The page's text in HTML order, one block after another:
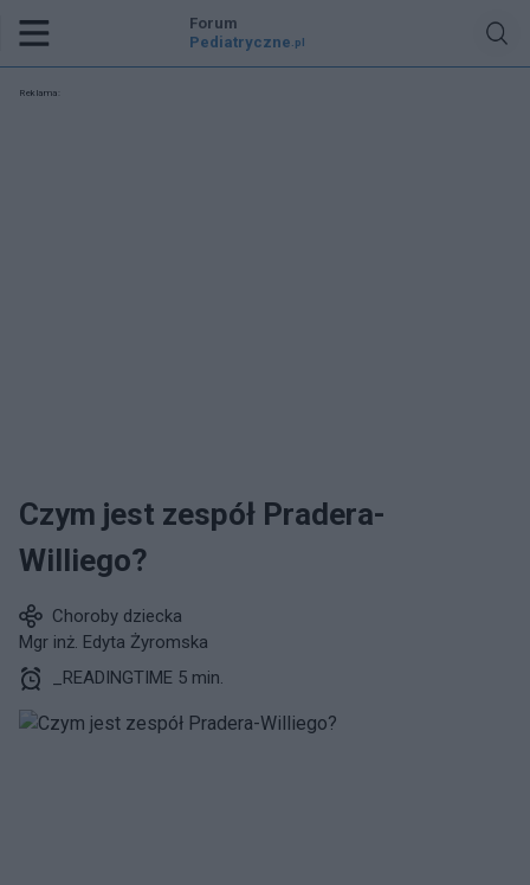
Forum
Pediatryczne .pl
Reklama:
Czym jest zespół Pradera-
Williego?
Choroby dziecka
Mgr inż. Edyta Żyromska
_READINGTIME 5 min.